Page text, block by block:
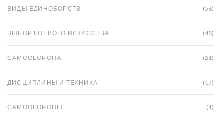
ВИДЫ ЕДИНОБОРСТВ (56)
ВЫБОР БОЕВОГО ИСКУССТВА (48)
САМООБОРОНА (21)
ДИСЦИПЛИНЫ И ТЕХНИКА (17)
САМООБОРОНЫ (1)